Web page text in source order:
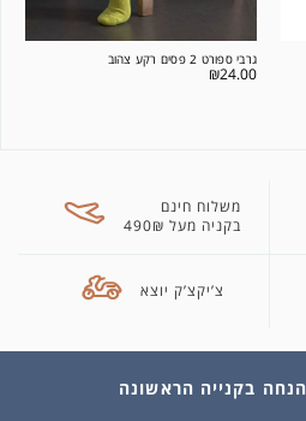
גרבי ספורט 2 פסים רקע צהוב
₪24.00
משלוח חינם
בקניה מעל 490₪
צ’יקצ’ק יוצא